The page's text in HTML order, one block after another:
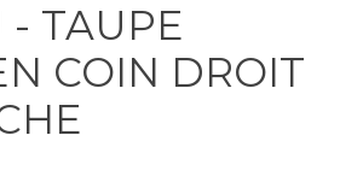
- TAUPE
COIN DROIT